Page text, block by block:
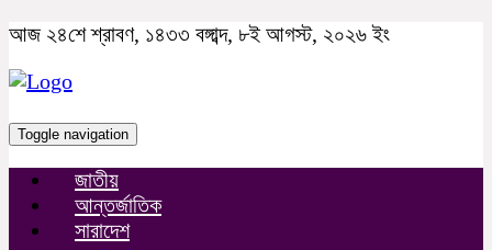
আজ ২৪শে শ্রাবণ, ১৪৩৩ বঙ্গাব্দ, ৮ই আগস্ট, ২০২৬ ইং
Toggle navigation
জাতীয়
আন্তর্জাতিক
সারাদেশ